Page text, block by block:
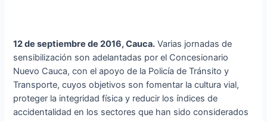
12 de septiembre de 2016, Cauca. Varias jornadas de
sensibilización son adelantadas por el Concesionario
Nuevo Cauca, con el apoyo de la Policía de Tránsito y
Transporte, cuyos objetivos son fomentar la cultura vial,
proteger la integridad física y reducir los índices de
accidentalidad en los sectores que han sido considerados